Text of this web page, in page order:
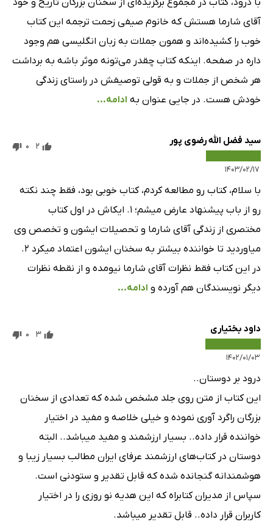
آقای شارما هستش که خانوم صیفی زحمت ترجمه این کتاب
خوب را کشیده‌اند و همون جملات به زبان انگلیسی هم وجود
داره در صفحه. اینکه کتاب چقدر می‌تونه موثر باشه به برداشت
هر شخص از جملات و به قولی توصیفش در راستای زندگی
خودش هست. در جایی عنوان به ادامه...
سید فضل الله رضوی پور
۱۴۰۳/۰۲/۱۷
2
0
با سلام، کتاب رو مطالعه کردم، کتاب خوبی بود، فقط چند نکته
رو از باب پیشنهاد عارض میشم؛ ۱. ایکاش در اول کتاب
مختصری از زندگی آقای شارما و تحصیلات ایشون و تخصص وی
میاوردید تا خواننده بیشتر به سخنان ایشون اعتماد میکرد ۲.
در این کتاب فقط نظرات آقای شارما نیومده و از نقطه نظرات
دیگر نویسندگان هم آورده و ادامه...
داود بختیاری
۱۴۰۲/۰۱/۰۳
3
0
درود بر دوستان..
این کتاب از متن روی جلد مشخص شده که تعدادی از سخنان
بزرگان راگرد آوری نموده و خیلی خلاصه و مفید در اختیار
خواننده قرار داده.. بسیار ارزشمند و مفید میباشد.. البته
دوستان در کتاب‌های ارزشمند عرفای ایران مطالب بسیار زیبا و
هوشمندانه گنجانده شده که قابل تقدیر و ستودنی است.
سپاس از مدیران کتابراه که این هدیه نو روزی را در اختیار
کاربران قرار داده.. قابل تقدیر میباشد.